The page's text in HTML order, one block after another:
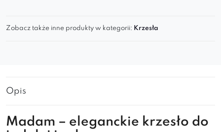
Zobacz także inne produkty w kategorii: Krzesła
Opis
Madam – eleganckie krzesło do